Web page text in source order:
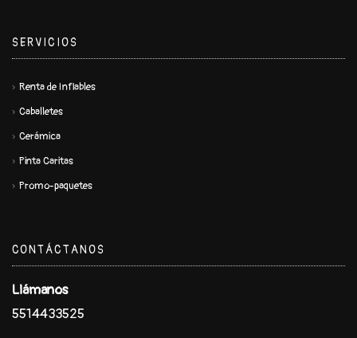
SERVICIOS
Renta de Inflables
Caballetes
Cerámica
Pinta Caritas
Promo-paquetes
CONTÁCTANOS
Llámanos
5514433525